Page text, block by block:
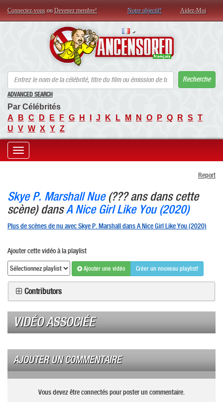
Connectez-vous ou Devenez membre! Notre objectif! Aidez-Moi
Recherche
ADVANCED SEARCH
Par Célébrités
A
B C D E F G H J K L M N O P Q R S T
U V W X Y Z
Toggle
Report
Skye P. Marshall Nue(??? ans dans cette
scène) dansA Nice Girl Like You (2020)
Plus de scènes de nu avec Skye P. Marshall dans A Nice Girl Like You (2020)
Ajouter cette vidéo à la playlist
Ajouter une vidéo Créer un nouveau playlist!
Contributors
VIDÉO ASSOCIÉE
AJOUTER UN COMMENTAIRE
Vous devez être connectés pour poster un commentaire.